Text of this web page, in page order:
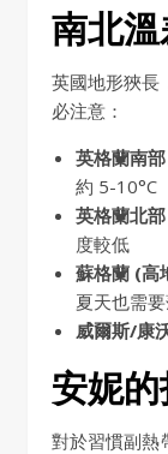
南北
英國地形狹長
必注意：
英格蘭南
約 5-10°C
英格蘭北
度較低
蘇格蘭 (高
夏天也需
威爾斯/康
安妮
對於習慣副熱